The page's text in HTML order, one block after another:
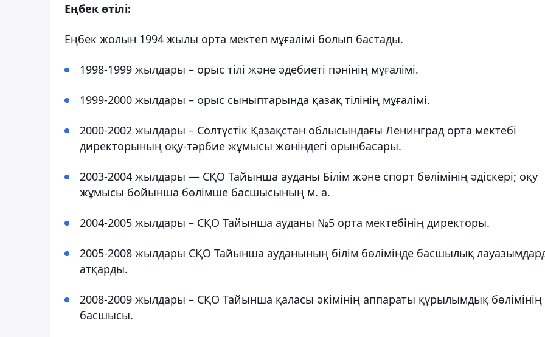
Еңбек өтілі:
Еңбек жолын 1994 жылы орта мектеп мұғалімі болып бастады.
1998-1999 жылдары – орыс тілі және әдебиеті пәнінің мұғалімі.
1999-2000 жылдары – орыс сыныптарында қазақ тілінің мұғалімі.
2000-2002 жылдары – Солтүстік Қазақстан облысындағы Ленинград орта мектебі
директорының оқу-тәрбие жұмысы жөніндегі орынбасары.
2003-2004 жылдары — СҚО Тайынша ауданы Білім және спорт бөлімінің әдіскері; оқу
жұмысы бойынша бөлімше басшысының м. а.
2004-2005 жылдары – СҚО Тайынша ауданы №5 орта мектебінің директоры.
2005-2008 жылдары СҚО Тайынша ауданының білім бөлімінде басшылық
атқарды.
2008-2009 жылдары – СҚО Тайынша қаласы әкімінің аппараты құрылымдық бөлімінің
басшысы.